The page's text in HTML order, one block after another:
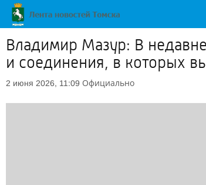
Владимир Мазур: В
и соединения, в которых
2 июня 2026, 11:09 Официально